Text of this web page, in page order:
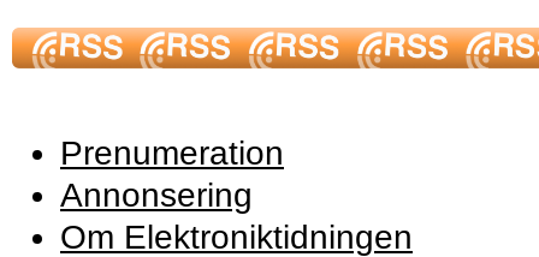
Prenumeration
Annonsering
Om Elektroniktidningen